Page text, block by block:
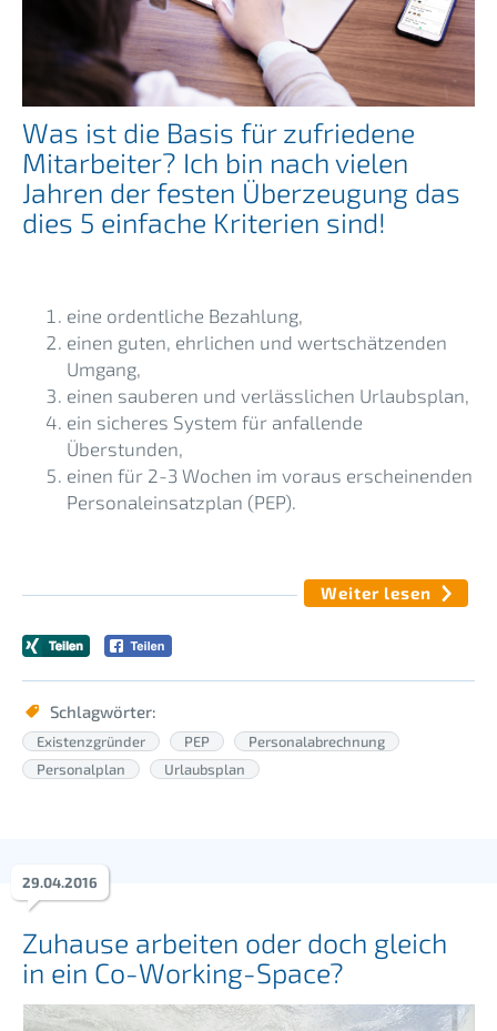
Was ist die Basis für zufriedene
Mitarbeiter? Ich bin nach vielen
Jahren der festen Überzeugung das
dies 5 einfache Kriterien sind!
eine ordentliche Bezahlung,
einen guten, ehrlichen und wertschätzenden
Umgang,
einen sauberen und verlässlichen Urlaubsplan,
ein sicheres System für anfallende
Überstunden,
einen für 2-3 Wochen im voraus erscheinenden
Personaleinsatzplan (PEP).
Weiter lesen
Schlagwörter:
Existenzgründer PEP
Personalabrechnung
Personalplan
Urlaubsplan
Zuhause arbeiten oder doch gleich
in ein Co-Working-Space?
29.04.2016